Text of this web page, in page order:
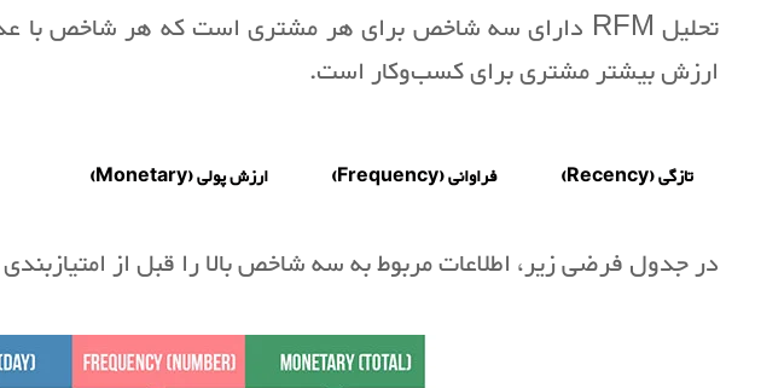
ارزش بیشتر مشتری برای کسب‌وکار است.
تازگی (Recency) فراوانی (Frequency) ارزش پولی (Monetary)
در جدول فرضی زیر، اطلاعات مربوط به سه شاخص بالا را قبل از